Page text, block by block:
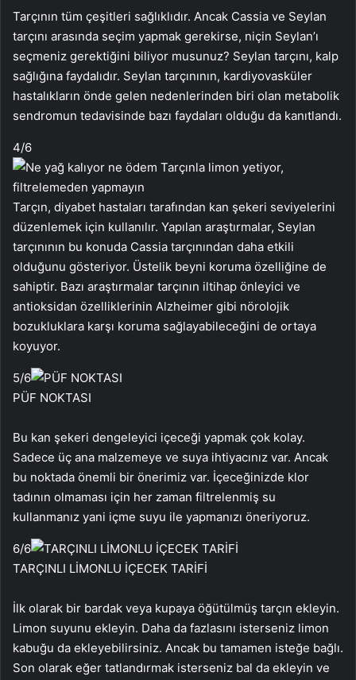
Tarçının tüm çeşitleri sağlıklıdır. Ancak Cassia ve Seylan
tarçını arasında seçim yapmak gerekirse, niçin Seylan’ı
seçmeniz gerektiğini biliyor musunuz? Seylan tarçını, kalp
sağlığına faydalıdır. Seylan tarçınının, kardiyovasküler
hastalıkların önde gelen nedenlerinden biri olan metabolik
sendromun tedavisinde bazı faydaları olduğu da kanıtlandı.
4/6
Tarçın, diyabet hastaları tarafından kan şekeri seviyelerini
düzenlemek için kullanılır. Yapılan araştırmalar, Seylan
tarçınının bu konuda Cassia tarçınından daha etkili
olduğunu gösteriyor. Üstelik beyni koruma özelliğine de
sahiptir. Bazı araştırmalar tarçının iltihap önleyici ve
antioksidan özelliklerinin Alzheimer gibi nörolojik
bozukluklara karşı koruma sağlayabileceğini de ortaya
koyuyor.
5/6
PÜF NOKTASI
Bu kan şekeri dengeleyici içeceği yapmak çok kolay.
Sadece üç ana malzemeye ve suya ihtiyacınız var. Ancak
bu noktada önemli bir önerimiz var. İçeceğinizde klor
tadının olmaması için her zaman filtrelenmiş su
kullanmanız yani içme suyu ile yapmanızı öneriyoruz.
6/6
TARÇINLI LİMONLU İÇECEK TARİFİ
İlk olarak bir bardak veya kupaya öğütülmüş tarçın ekleyin.
Limon suyunu ekleyin. Daha da fazlasını isterseniz limon
kabuğu da ekleyebilirsiniz. Ancak bu tamamen isteğe bağlı.
Son olarak eğer tatlandırmak isterseniz bal da ekleyin ve